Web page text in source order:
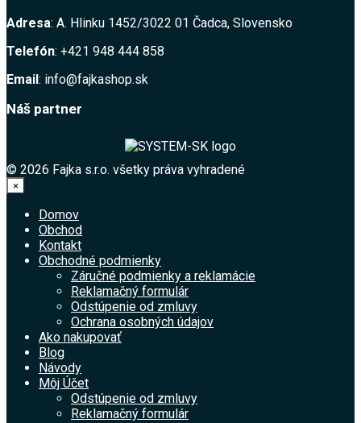
Adresa: A. Hlinku 1452/3022 01 Čadca, Slovensko
Telefón: +421 948 444 858
Email: info@fajkashop.sk
Náš partner
© 2026 Fajka s.r.o. všetky práva vyhradené
×
Domov
Obchod
Kontakt
Obchodné podmienky
Záručné podmienky a reklamácie
Reklamačný formulár
Odstúpenie od zmluvy
Ochrana osobných údajov
Ako nakupovať
Blog
Návody
Môj Účet
Odstúpenie od zmluvy
Reklamačný formulár